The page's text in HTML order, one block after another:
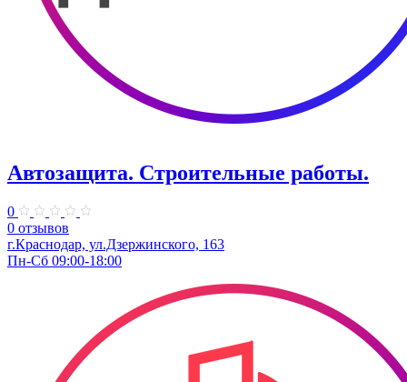
Автозащита. Строительные работы.
0
0 отзывов
г.Краснодар, ул.Дзержинского, 163
Пн-Сб 09:00-18:00